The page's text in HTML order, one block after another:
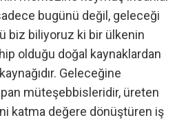
bugünü değil, geleceği
biz biliyoruz ki bir ülkenin
olduğu doğal kaynaklardan
Geleceğine
müteşebbisleridir, üreten
katma değere dönüştüren iş